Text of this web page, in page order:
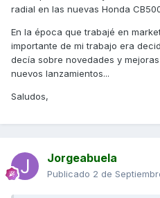
radial en las nuevas Honda
En la época que trabajé en
importante de mi trabajo era
decía sobre novedades y
nuevos lanzamientos...
Saludos,
Jorgeabuela
Publicado 2 de